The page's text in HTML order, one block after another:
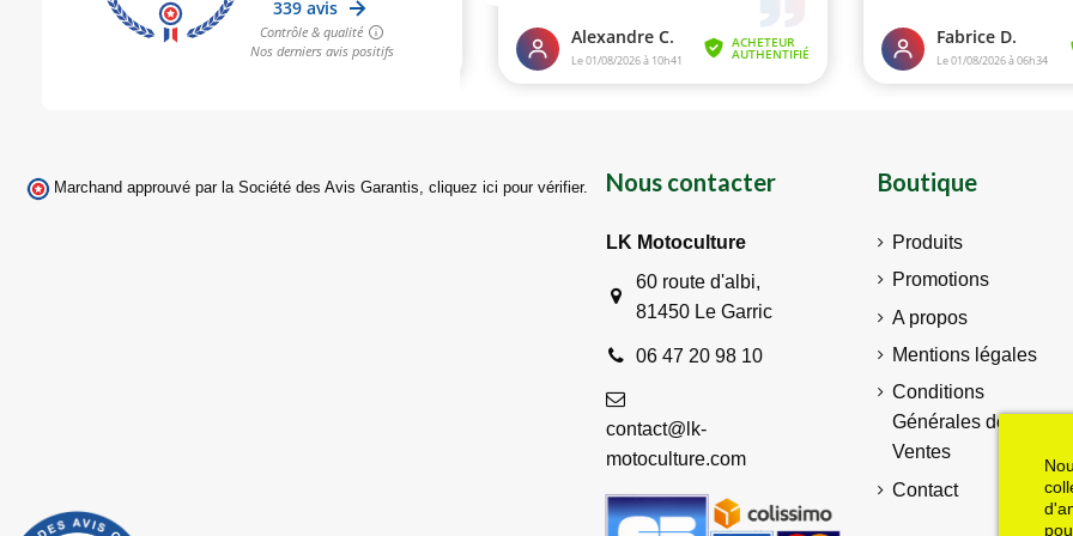
Marchand approuvé par la Société des Avis Garantis, cliquez ici pour vérifier. Nous contacter
LK Motoculture
60 route d'albi,
81450 Le Garric
06 47 20 98 10
contact@lk-
motoculture.com
Boutique
Produits
Promotions
A propos
Mentions légales
Conditions
Générales de
Ventes
Contact